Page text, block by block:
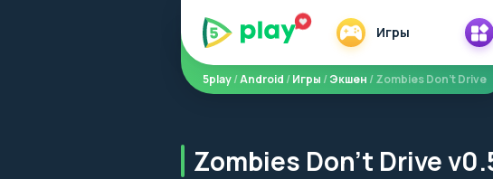
Игры
5play/Android /Игры /Экшен / Zombies Don't Drive
Zombies Don't Drive